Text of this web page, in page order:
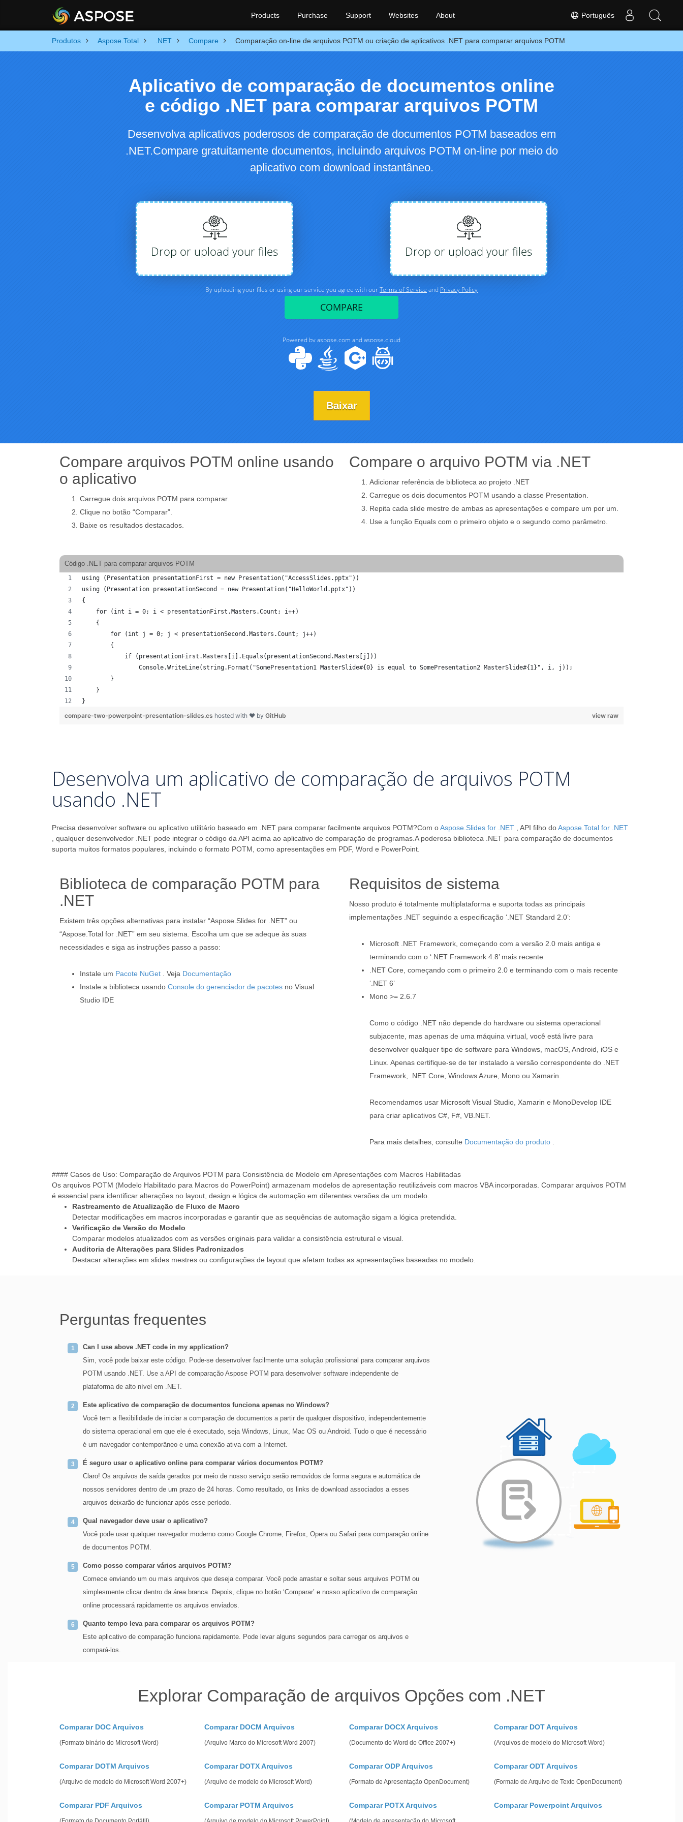
Português
Products Purchase Support Websites About
Produtos Aspose.Total .NET Compare Comparação on-line de arquivos POTM ou criação de aplicativos .NET para comparar arquivos POTM
Aplicativo de comparação de documentos online
e código .NET para comparar arquivos POTM
Desenvolva aplicativos poderosos de comparação de documentos POTM baseados em
.NET.Compare gratuitamente documentos, incluindo arquivos POTM on-line por meio do
aplicativo com download instantâneo.
Baixar
Compare arquivos POTM online usando
o aplicativo
Carregue dois arquivos POTM para comparar.
Clique no botão “Comparar”.
Baixe os resultados destacados.
Compare o arquivo POTM via .NET
Adicionar referência de biblioteca ao projeto .NET
Carregue os dois documentos POTM usando a classe Presentation.
Repita cada slide mestre de ambas as apresentações e compare um por um.
Use a função Equals com o primeiro objeto e o segundo como parâmetro.
Código .NET para comparar arquivos POTM
using (Presentation presentationFirst = new Presentation("AccessSlides.pptx"))
using (Presentation presentationSecond = new Presentation("HelloWorld.pptx"))
{
    for (int i = 0; i < presentationFirst.Masters.Count; i++)
    {
        for (int j = 0; j < presentationSecond.Masters.Count; j++)
        {
            if (presentationFirst.Masters[i].Equals(presentationSecond.Masters[j]))
                Console.WriteLine(string.Format("SomePresentation1 MasterSlide#{0} is equal to SomePresentation2 MasterSlide#{1}", i, j));
        }
    }
}
view raw
compare-two-powerpoint-presentation-slides.cs hosted with ❤ by GitHub
Desenvolva um aplicativo de comparação de arquivos POTM
usando .NET
Precisa desenvolver software ou aplicativo utilitário baseado em .NET para comparar facilmente arquivos POTM?Com oAspose.Slides for .NET , API filho doAspose.Total for .NET
, qualquer desenvolvedor .NET pode integrar o código da API acima ao aplicativo de comparação de programas.A poderosa biblioteca .NET para comparação de documentos
suporta muitos formatos populares, incluindo o formato POTM, como apresentações em PDF, Word e PowerPoint.
Biblioteca de comparação POTM para
.NET
Existem três opções alternativas para instalar “Aspose.Slides for .NET” ou
“Aspose.Total for .NET” em seu sistema. Escolha um que se adeque às suas
necessidades e siga as instruções passo a passo:
Instale um Pacote NuGet . Veja Documentação
Instale a biblioteca usando Console do gerenciador de pacotes no Visual
Studio IDE
Requisitos de sistema
Nosso produto é totalmente multiplataforma e suporta todas as principais
implementações .NET seguindo a especificação ‘.NET Standard 2.0’:
Microsoft .NET Framework, começando com a versão 2.0 mais antiga e
terminando com o ‘.NET Framework 4.8’ mais recente
.NET Core, começando com o primeiro 2.0 e terminando com o mais recente
‘.NET 6’
Mono >= 2.6.7
Como o código .NET não depende do hardware ou sistema operacional
subjacente, mas apenas de uma máquina virtual, você está livre para
desenvolver qualquer tipo de software para Windows, macOS, Android, iOS e
Linux. Apenas certifique-se de ter instalado a versão correspondente do .NET
Framework, .NET Core, Windows Azure, Mono ou Xamarin.
Recomendamos usar Microsoft Visual Studio, Xamarin e MonoDevelop IDE
para criar aplicativos C#, F#, VB.NET.
Para mais detalhes, consulte Documentação do produto
#### Casos de Uso: Comparação de Arquivos POTM para Consistência de Modelo em Apresentações com Macros Habilitadas
Os arquivos POTM (Modelo Habilitado para Macros do PowerPoint) armazenam modelos de apresentação reutilizáveis com macros VBA incorporadas. Comparar arquivos POTM
é essencial para identificar alterações no layout, design e lógica de automação em diferentes versões de um modelo.
Rastreamento de Atualização de Fluxo de Macro
Detectar modificações em macros incorporadas e garantir que as sequências de automação sigam a lógica pretendida.
Verificação de Versão do Modelo
Comparar modelos atualizados com as versões originais para validar a consistência estrutural e visual.
Auditoria de Alterações para Slides Padronizados
Destacar alterações em slides mestres ou configurações de layout que afetam todas as apresentações baseadas no modelo.
Perguntas frequentes
Can I use above .NET code in my application?
Sim, você pode baixar este código. Pode-se desenvolver facilmente uma solução profissional para comparar arquivos
POTM usando .NET. Use a API de comparação Aspose POTM para desenvolver software independente de
plataforma de alto nível em .NET.
Este aplicativo de comparação de documentos funciona apenas no Windows?
Você tem a flexibilidade de iniciar a comparação de documentos a partir de qualquer dispositivo, independentemente
do sistema operacional em que ele é executado, seja Windows, Linux, Mac OS ou Android. Tudo o que é necessário
é um navegador contemporâneo e uma conexão ativa com a Internet.
É seguro usar o aplicativo online para comparar vários documentos POTM?
Claro! Os arquivos de saída gerados por meio de nosso serviço serão removidos de forma segura e automática de
nossos servidores dentro de um prazo de 24 horas. Como resultado, os links de download associados a esses
arquivos deixarão de funcionar após esse período.
Qual navegador deve usar o aplicativo?
Você pode usar qualquer navegador moderno como Google Chrome, Firefox, Opera ou Safari para comparação online
de documentos POTM.
Como posso comparar vários arquivos POTM?
Comece enviando um ou mais arquivos que deseja comparar. Você pode arrastar e soltar seus arquivos POTM ou
simplesmente clicar dentro da área branca. Depois, clique no botão ‘Comparar’ e nosso aplicativo de comparação
online processará rapidamente os arquivos enviados.
Quanto tempo leva para comparar os arquivos POTM?
Este aplicativo de comparação funciona rapidamente. Pode levar alguns segundos para carregar os arquivos e
compará-los.
Explorar Comparação de arquivos Opções com .NET
Comparar DOC Arquivos
(Formato binário do Microsoft Word)
Comparar DOCM Arquivos
(Arquivo Marco do Microsoft Word 2007)
Comparar DOCX Arquivos
(Documento do Word do Office 2007+)
Comparar DOT Arquivos
(Arquivos de modelo do Microsoft Word)
Comparar DOTM Arquivos
(Arquivo de modelo do Microsoft Word 2007+)
Comparar DOTX Arquivos
(Arquivo de modelo do Microsoft Word)
Comparar ODP Arquivos
(Formato de Apresentação OpenDocument)
Comparar ODT Arquivos
(Formato de Arquivo de Texto OpenDocument)
Comparar PDF Arquivos Comparar POTM Arquivos Comparar POTX Arquivos Comparar Powerpoint Arquivos